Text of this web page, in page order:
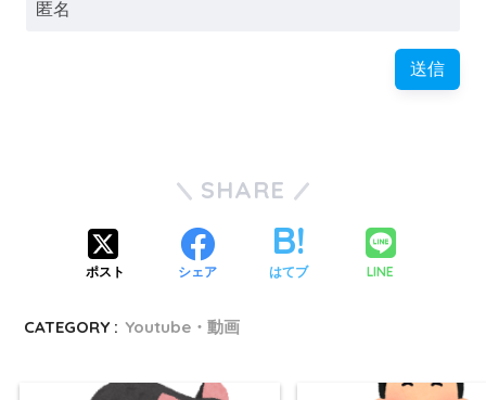
SHARE
ポスト シェア はてブ LINE
CATEGORY : Youtube・動画